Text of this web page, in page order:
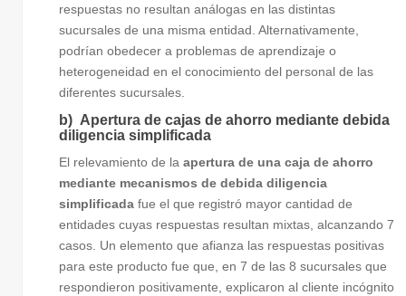
respuestas no resultan análogas en las distintas
sucursales de una misma entidad. Alternativamente,
podrían obedecer a problemas de aprendizaje o
heterogeneidad en el conocimiento del personal de las
diferentes sucursales.
b) Apertura de cajas de ahorro mediante debida
diligencia simplificada
El relevamiento de la apertura de una caja de ahorro
mediante mecanismos de debida diligencia
simplificada fue el que registró mayor cantidad de
entidades cuyas respuestas resultan mixtas, alcanzando 7
casos. Un elemento que afianza las respuestas positivas
para este producto fue que, en 7 de las 8 sucursales que
respondieron positivamente, explicaron al cliente incógnito